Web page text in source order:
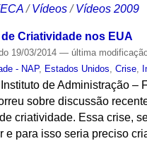
/Vídeos /Vídeos 2009
Criatividade nos EUA
19/03/2014— última
- NAP, Estados Unidos ,Crise
de Administração
sobre discussão
criatividade. Essa crise,
e para isso seria preciso